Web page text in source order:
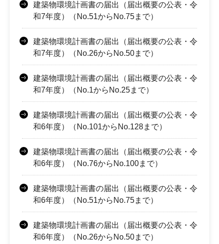
建築物環境計画書の届出（届出概要の公表・令
和7年度）（No.51からNo.75まで）
建築物環境計画書の届出（届出概要の公表・令
和7年度）（No.26からNo.50まで）
建築物環境計画書の届出（届出概要の公表・令
和7年度）（No.1からNo.25まで）
建築物環境計画書の届出（届出概要の公表・令
和6年度）（No.101からNo.128まで）
建築物環境計画書の届出（届出概要の公表・令
和6年度）（No.76からNo.100まで）
建築物環境計画書の届出（届出概要の公表・令
和6年度）（No.51からNo.75まで）
建築物環境計画書の届出（届出概要の公表・令
和6年度）（No.26からNo.50まで）